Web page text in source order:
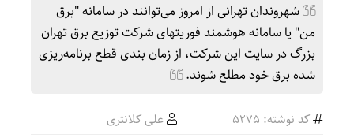
شهروندان تهرانی از امروز می‌توانند در سامانه "برق
من" یا سامانه هوشمند فوریتهای شرکت توزیع برق تهران
بزرگ در سایت این شرکت، از زمان بندی قطع برنامه‌ریزی
شده برق خود مطلع شوند.
کد نوشته: 5275
علی کلانتری